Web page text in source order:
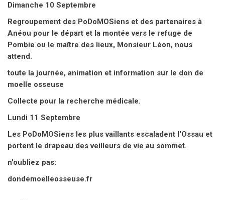
Dimanche 10 Septembre
Regroupement des PoDoMOSiens et des partenaires à
Anéou pour le départ et la montée vers le refuge de
Pombie ou le maître des lieux, Monsieur Léon, nous
attend.
toute la journée, animation et information sur le don de
moelle osseuse
Collecte pour la recherche médicale.
Lundi 11 Septembre
Les PoDoMOSiens les plus vaillants escaladent l'Ossau et
portent le drapeau des veilleurs de vie au sommet.
n'oubliez pas:
dondemoelleosseuse.fr